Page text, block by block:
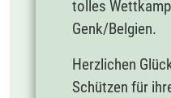
tolles
Genk/Belgien.
Herzlichen
Schützen für